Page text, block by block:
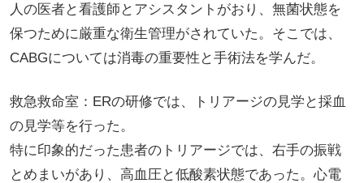
人の医者と看護師とアシスタントがおり、無菌状態を
保つために厳重な衛生管理がされていた。そこでは、
CABGについては消毒の重要性と手術法を学んだ。
救急救命室：ERの研修では、トリアージの見学と採血
の見学等を行った。
特に印象的だった患者のトリアージでは、右手の振戦
とめまいがあり、高血圧と低酸素状態であった。心電